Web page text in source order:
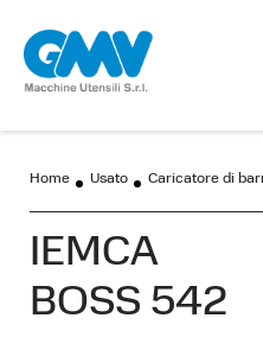
Home Usato Caricatore di
IEMCA
BOSS 542